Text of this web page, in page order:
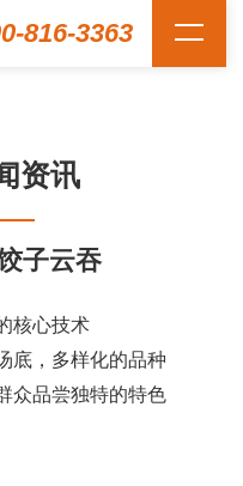
816-3363
资讯
子云吞
核心技术
底，多样化的品种
众品尝独特的特色